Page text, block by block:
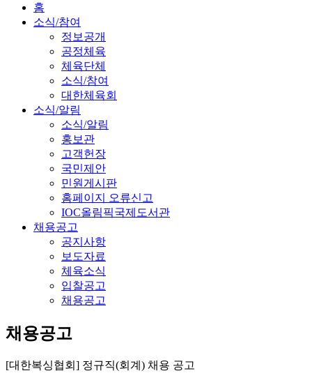
홈
소식/참여
정보공개
공정체육
체육단체
소식/참여
대한체육회
소식/알림
소식/알림
홍보관
고객헌장
국민제안
민원게시판
홈페이지 오류신고
IOC올림픽국제도서관
채용공고
공지사항
보도자료
체육소식
입찰공고
채용공고
채용공고
[대한복싱협회] 정규직(회계) 채용 공고